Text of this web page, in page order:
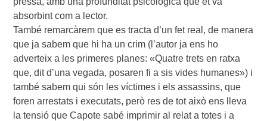
absorbint com a lector.
També remarcàrem que es tracta d’un fet real, de manera
que ja sabem que hi ha un crim (l’autor ja ens ho
adverteix a les primeres planes: «Quatre trets en ratxa
que, dit d’una vegada, posaren fi a sis vides humanes») i
també sabem qui són les víctimes i els assassins, que
foren arrestats i executats, però res de tot això ens lleva
la tensió que Capote sabé imprimir al relat a totes i a